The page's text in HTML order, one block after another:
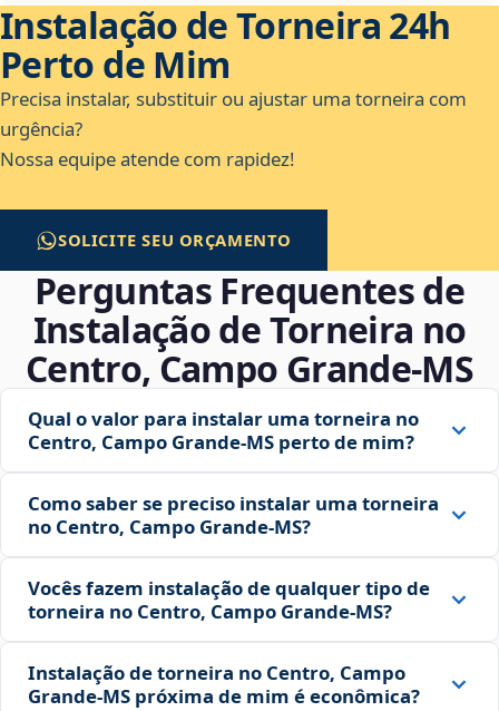
Instalação de Torneira 24h
Perto de Mim
Precisa instalar, substituir ou ajustar uma torneira com
urgência?
Nossa equipe atende com rapidez!
SOLICITE SEU ORÇAMENTO
Perguntas Frequentes de
Instalação de Torneira no
Centro, Campo Grande‑MS
Qual o valor para instalar uma torneira no
Centro, Campo Grande‑MS perto de mim?
Como saber se preciso instalar uma torneira
no Centro, Campo Grande‑MS?
Vocês fazem instalação de qualquer tipo de
torneira no Centro, Campo Grande‑MS?
Instalação de torneira no Centro, Campo
Grande‑MS próxima de mim é econômica?